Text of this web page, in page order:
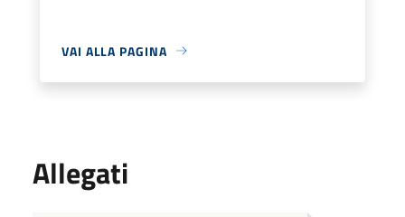
VAI ALLA PAGINA
Allegati